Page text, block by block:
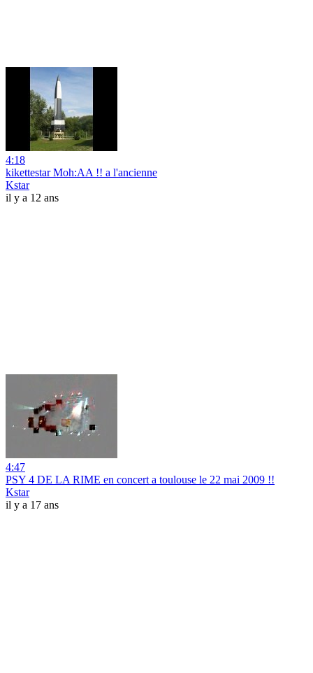
4:18
kikettestar Moh:AA !! a l'ancienne
Kstar
il y a 12 ans
4:47
PSY 4 DE LA RIME en concert a toulouse le 22 mai 2009 !!
Kstar
il y a 17 ans